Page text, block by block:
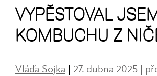
VYPĚSTOVAL
KOMBUCHU Z
Vláďa Sojka | 27. dubna 2025 |